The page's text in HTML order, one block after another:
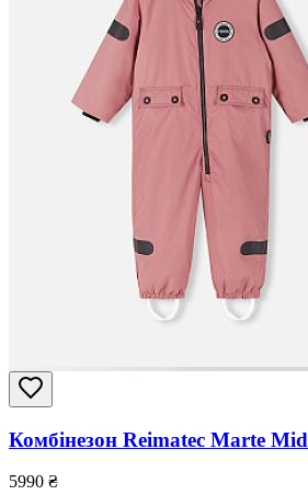
Комбінезон Reimatec Marte Mid
5990 ₴